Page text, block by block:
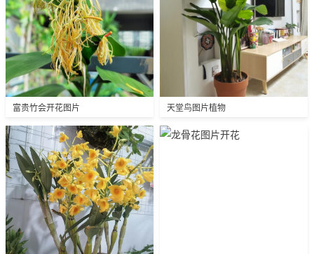
富贵竹会开花图片 天堂鸟图片植物